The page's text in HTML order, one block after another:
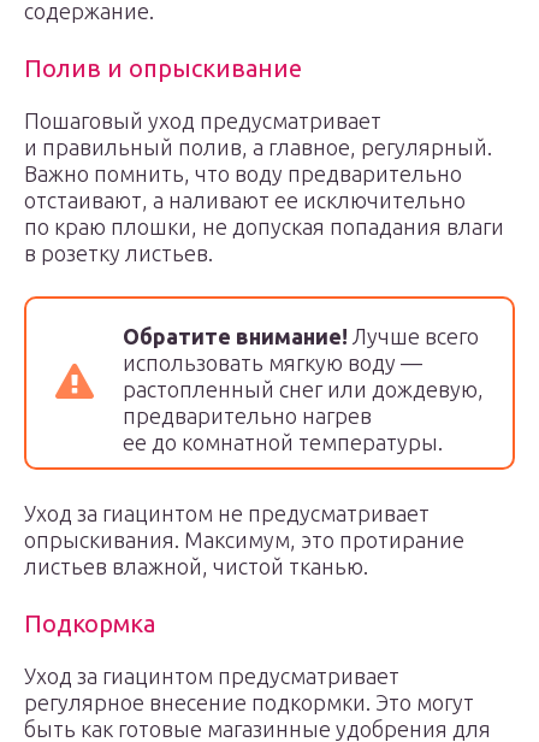
содержание.
Полив и опрыскивание
Пошаговый уход предусматривает
и правильный полив, а главное, регулярный.
Важно помнить, что воду предварительно
отстаивают, а наливают ее исключительно
по краю плошки, не допуская попадания влаги
в розетку листьев.
Обратите внимание! Лучше всего
использовать мягкую воду —
растопленный снег или дождевую,
предварительно нагрев
ее до комнатной температуры.
Уход за гиацинтом не предусматривает
опрыскивания. Максимум, это протирание
листьев влажной, чистой тканью.
Подкормка
Уход за гиацинтом предусматривает
регулярное внесение подкормки. Это могут
быть как готовые магазинные удобрения для